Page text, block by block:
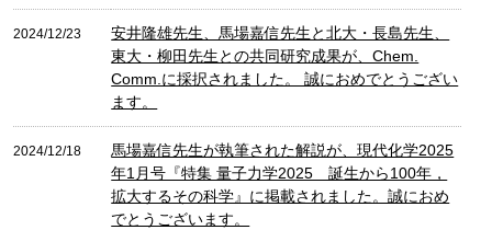
2024/12/23
安井隆雄先生、馬場嘉信先生と北大・長島先生、
東大・柳田先生との共同研究成果が、Chem.
Comm.に採択されました。 誠におめでとうござい
ます。
2024/12/18
馬場嘉信先生が執筆された解説が、現代化学2025
年1月号『特集 量子力学2025 誕生から100年，
拡大するその科学』に掲載されました。誠におめ
でとうございます。